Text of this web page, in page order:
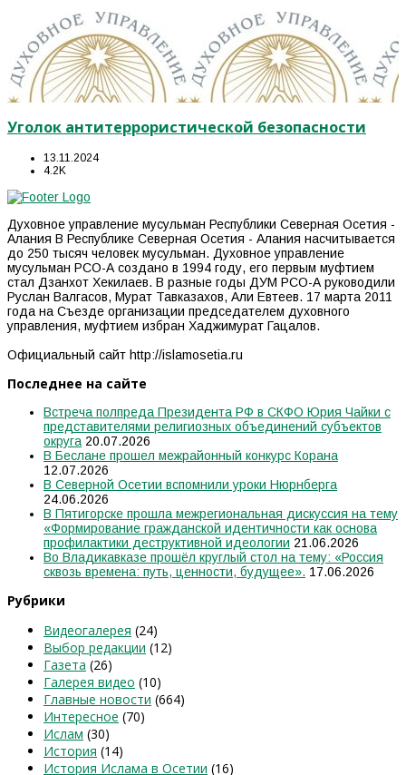
Уголок антитеррористической безопасности
13.11.2024
4.2K
Духовное управление мусульман Республики Северная Осетия -
Алания В Республике Северная Осетия - Алания насчитывается
до 250 тысяч человек мусульман. Духовное управление
мусульман РСО-А создано в 1994 году, его первым муфтием
стал Дзанхот Хекилаев. В разные годы ДУМ РСО-А руководили
Руслан Валгасов, Мурат Тавказахов, Али Евтеев. 17 марта 2011
года на Съезде организации председателем духовного
управления, муфтием избран Хаджимурат Гацалов.
Официальный сайт http://islamosetia.ru
Последнее на сайте
Встреча полпреда Президента РФ в СКФО Юрия Чайки с
представителями религиозных объединений субъектов
округа 20.07.2026
В Беслане прошел межрайонный конкурс Корана
12.07.2026
В Северной Осетии вспомнили уроки Нюрнберга
24.06.2026
В Пятигорске прошла межрегиональная дискуссия на тему
«Формирование гражданской идентичности как основа
профилактики деструктивной идеологии 21.06.2026
Во Владикавказе прошёл круглый стол на тему: «Россия
сквозь времена: путь, ценности, будущее». 17.06.2026
Рубрики
Видеогалерея (24)
Выбор редакции (12)
Газета (26)
Галерея видео (10)
Главные новости (664)
Интересное (70)
Ислам (30)
История (14)
История Ислама в Осетии (16)